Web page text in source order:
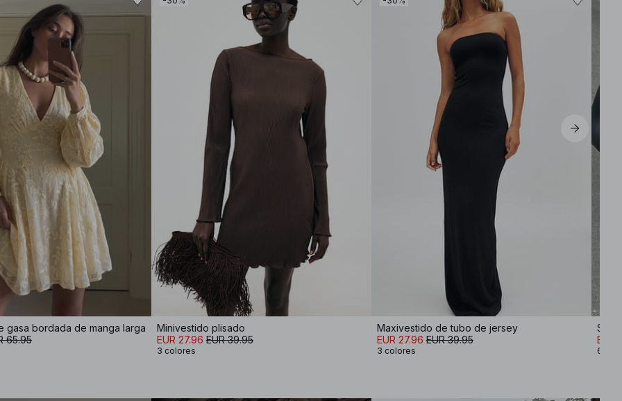
gasa bordada de manga larga
65.95
Minivestido plisado
EUR 27.96 EUR 39.95
3 colores
Maxivestido de tubo de jersey
EUR 27.96 EUR 39.95
3 colores
EUR
6